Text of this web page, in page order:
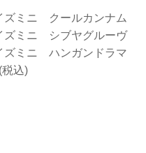
ズミニ クールカンナム
ズミニ シブヤグルーヴ
ズミニ ハンガンドラマ
込)